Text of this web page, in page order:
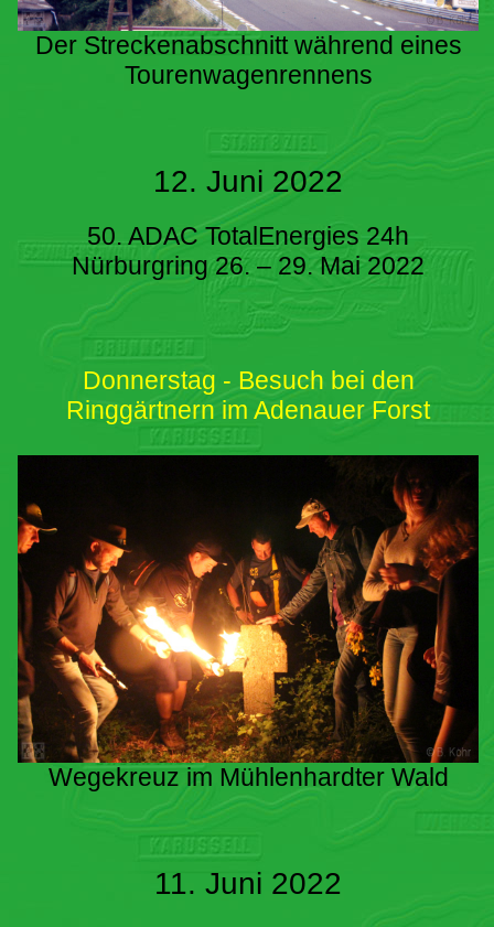
Der Streckenabschnitt während eines
Tourenwagenrennens
12. Juni 2022
50. ADAC TotalEnergies 24h
Nürburgring 26. – 29. Mai 2022
Donnerstag - Besuch bei den
Ringgärtnern im Adenauer Forst
Wegekreuz im Mühlenhardter Wald
11. Juni 2022